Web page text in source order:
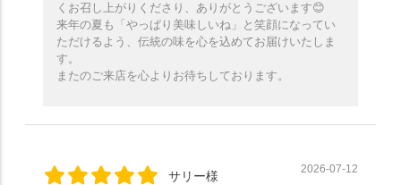
くお召し上がりくださり、ありがとうございます😊
来年の夏も「やっぱり美味しいね」と笑顔になってい
ただけるよう、伝統の味を心を込めてお届けいたしま
す。
またのご来店を心よりお待ちしております。
サリー様 2026-07-12